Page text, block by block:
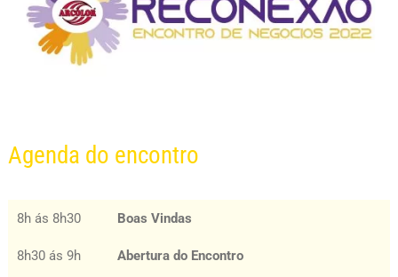
Agenda do encontro
8h ás 8h30 Boas Vindas
8h30 ás 9h Abertura do Encontro